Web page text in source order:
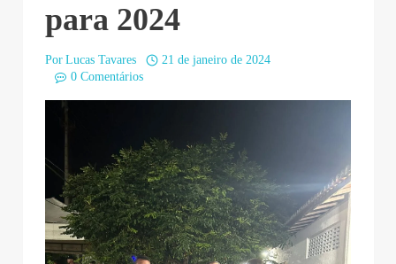
para 2024
Por Lucas Tavares
21 de janeiro de 2024
0 Comentários